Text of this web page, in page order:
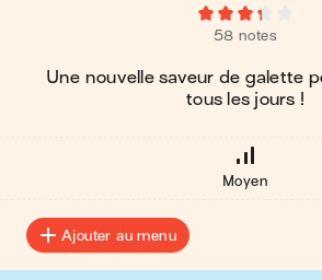
58 notes
Une nouvelle saveur de galette
tous les jours !
Moyen
Ajouter au menu